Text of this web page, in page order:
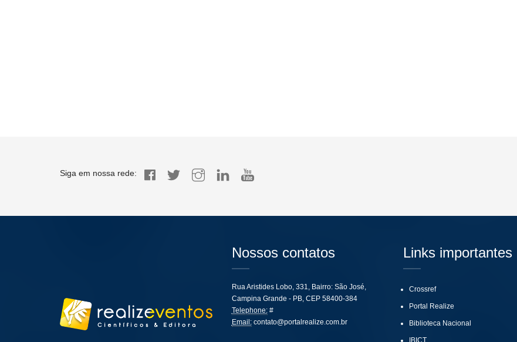
Siga em nossa rede:
Nossos contatos
Rua Aristides Lobo, 331, Bairro: São José,
Campina Grande - PB, CEP 58400-384
Telephone:#
Email: contato@portalrealize.com.br
Links importantes
Crossref
Portal Realize
Biblioteca Nacional
IBICT